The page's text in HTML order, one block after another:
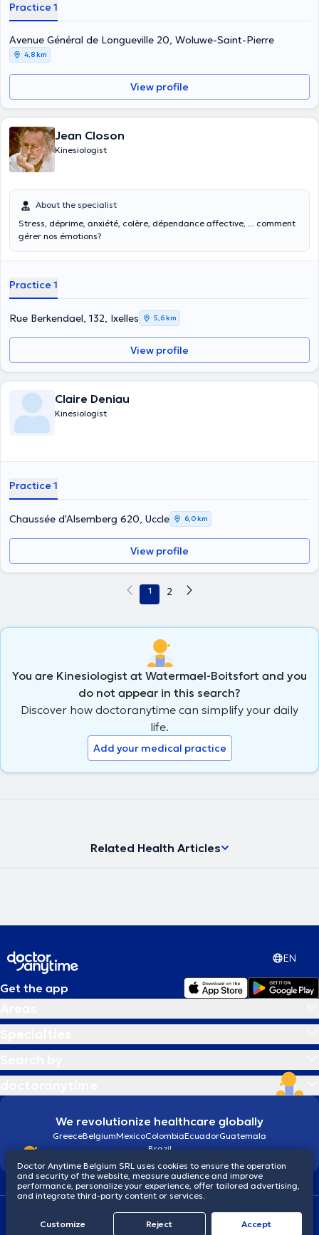
Practice 1
Avenue Général de Longueville 20, Woluwe-Saint-Pierre
4,8 km
View profile
Jean Closon
Kinesiologist
About the specialist
Stress, déprime, anxiété, colère, dépendance affective, ... comment
gérer nos émotions?
Practice 1
Rue Berkendael, 132, Ixelles 5,6 km
View profile
Claire Deniau
Kinesiologist
Practice 1
Chaussée d'Alsemberg 620, Uccle 6,0 km
View profile
1 2
You are Kinesiologist at Watermael-Boitsfort and you
do not appear in this search?
Discover how doctoranytime can simplify your daily
life.
Add your medical practice
Related Health Articles
EN
Get the app
We revolutionize healthcare globally
GreeceBelgiumMexicoColombiaEcuadorGuatemala
Brazil
Terms and conditionsCookiesPrivacy policy
© 2026 doctoranytime
Doctor Anytime Belgium SRL uses cookies to ensure the operation
and security of the website, measure audience and improve
performance, personalize your experience, offer tailored advertising,
and integrate third-party content or services.
Customize Reject Accept